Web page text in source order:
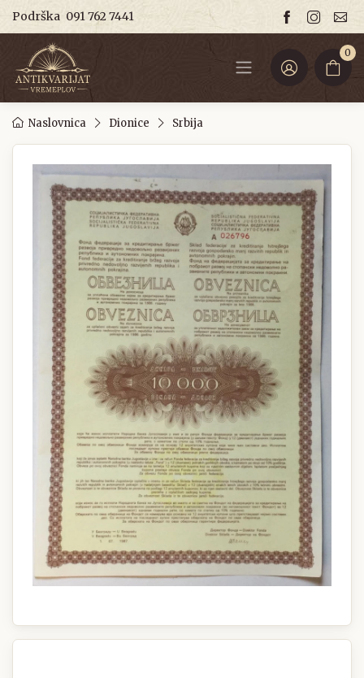
Podrška 091 762 7441
0
Naslovnica Dionice Srbija